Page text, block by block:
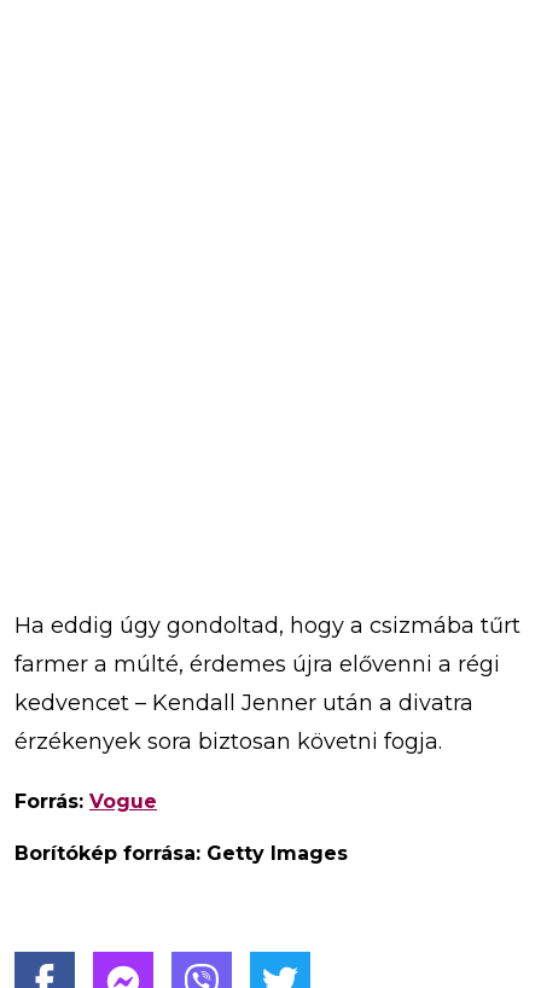
Ha eddig úgy gondoltad, hogy a csizmába tűrt
farmer a múlté, érdemes újra elővenni a régi
kedvencet – Kendall Jenner után a divatra
érzékenyek sora biztosan követni fogja.
Forrás: Vogue
Borítókép forrása: Getty Images